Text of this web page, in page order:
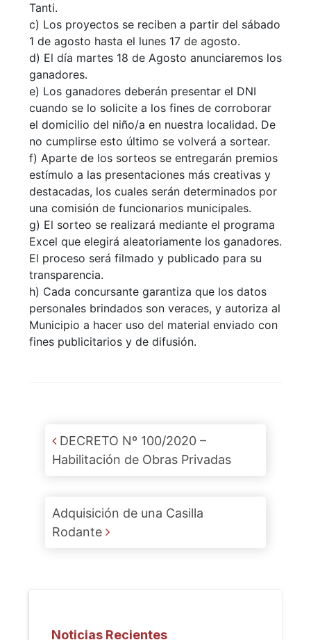
Tanti.
c) Los proyectos se reciben a partir del sábado
1 de agosto hasta el lunes 17 de agosto.
d) El día martes 18 de Agosto anunciaremos los
ganadores.
e) Los ganadores deberán presentar el DNI
cuando se lo solicite a los fines de corroborar
el domicilio del niño/a en nuestra localidad. De
no cumplirse esto último se volverá a sortear.
f) Aparte de los sorteos se entregarán premios
estímulo a las presentaciones más creativas y
destacadas, los cuales serán determinados por
una comisión de funcionarios municipales.
g) El sorteo se realizará mediante el programa
Excel que elegirá aleatoriamente los ganadores.
El proceso será filmado y publicado para su
transparencia.
h) Cada concursante garantiza que los datos
personales brindados son veraces, y autoriza al
Municipio a hacer uso del material enviado con
fines publicitarios y de difusión.
Post navigation
DECRETO Nº 100/2020 –
Habilitación de Obras Privadas
Adquisición de una Casilla
Rodante
Noticias Recientes